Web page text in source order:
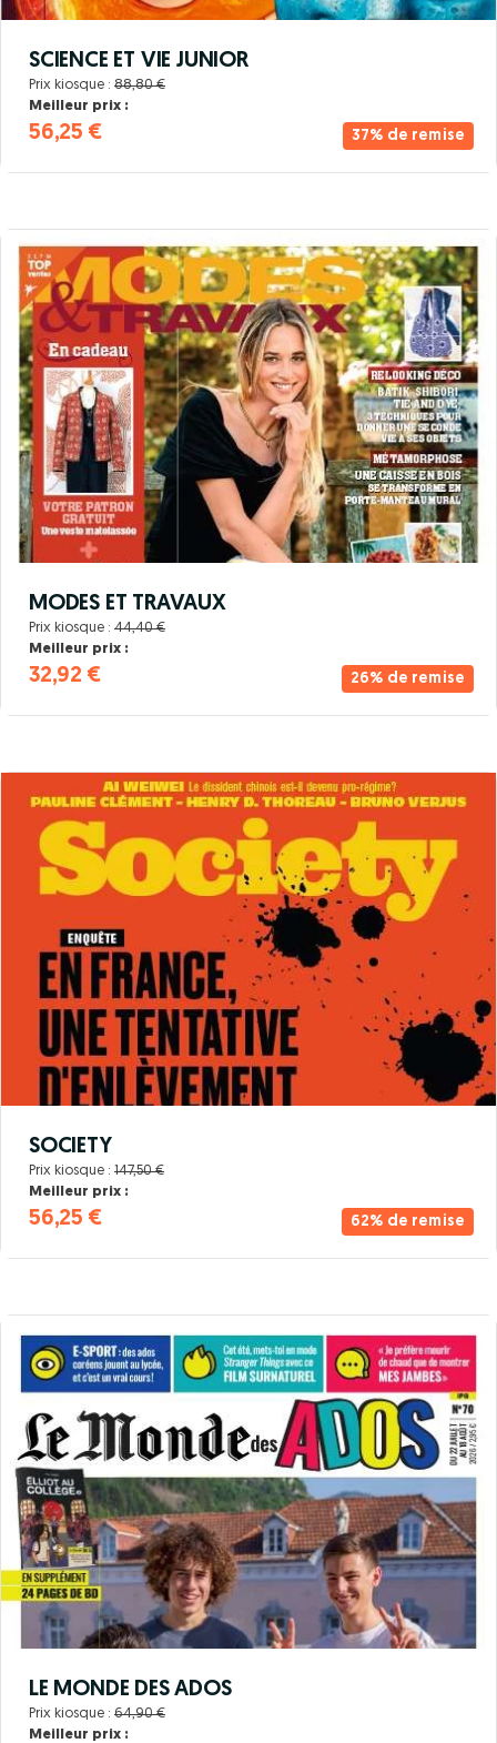
37% de remise
SCIENCE ET VIE JUNIOR
Prix kiosque : 88,80 €
Meilleur prix :
56,25 €
26% de remise
MODES ET TRAVAUX
Prix kiosque : 44,40 €
Meilleur prix :
32,92 €
62% de remise
SOCIETY
Prix kiosque : 147,50 €
Meilleur prix :
56,25 €
LE MONDE DES ADOS
Prix kiosque : 64,90 €
Meilleur prix :